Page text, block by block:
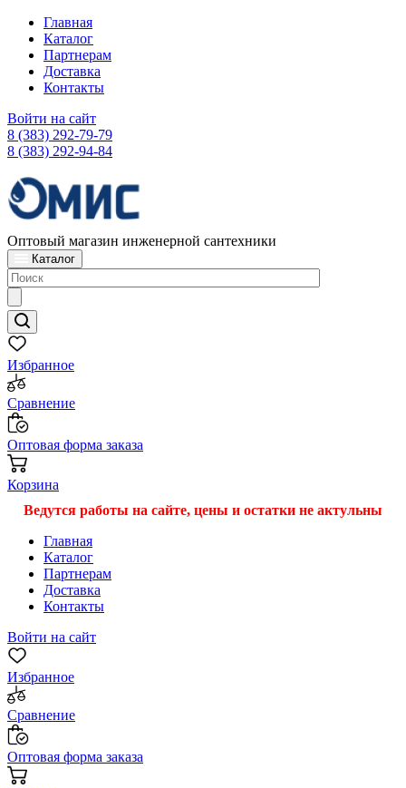
Главная
Каталог
Партнерам
Доставка
Контакты
Войти на сайт
8 (383) 292-79-79
8 (383) 292-94-84
Оптовый магазин инженерной сантехники
Каталог
Избранное
Сравнение
Оптовая форма заказа
Корзина
Ведутся работы на сайте, цены и остатки не актульны
Главная
Каталог
Партнерам
Доставка
Контакты
Войти на сайт
Избранное
Сравнение
Оптовая форма заказа